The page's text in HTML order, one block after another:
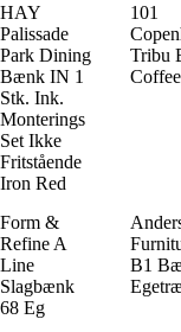
HAY
Palissade
Park Dining
Bænk IN 1
Stk. Ink.
Monterings
Set Ikke
Fritstående
Iron Red
101
Tribu
Coffee
Form &
Refine A
Line
Slagbænk
68 Eg
B1
Egetræ